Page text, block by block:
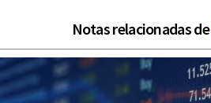
Notas relacionadas de